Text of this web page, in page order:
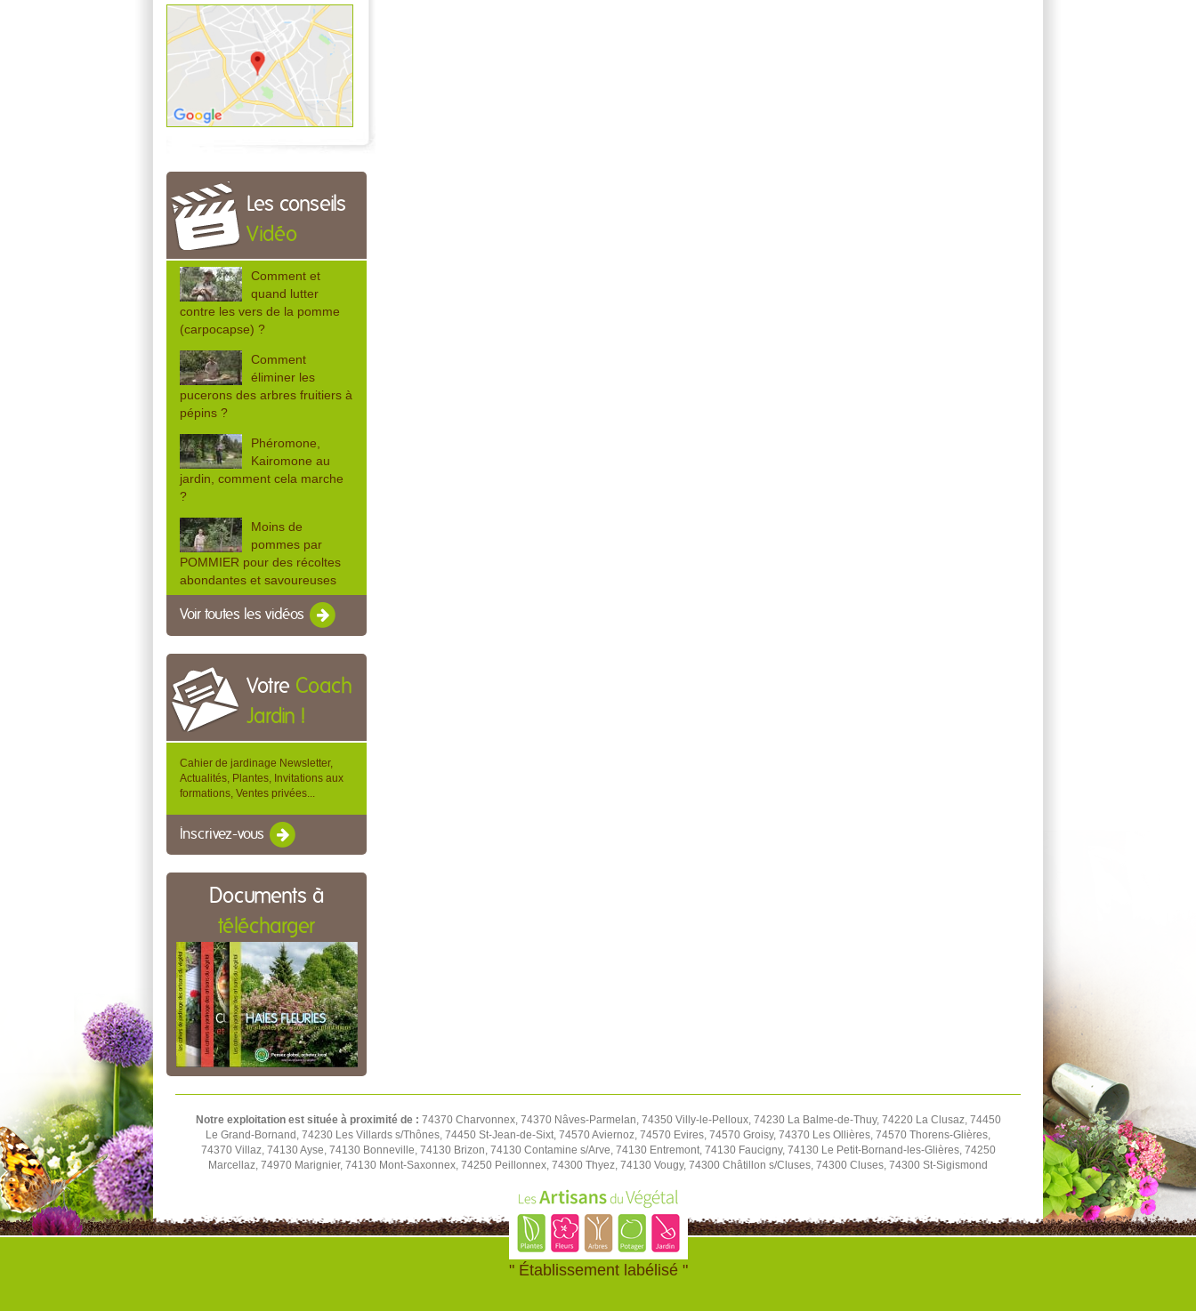
Les conseils
Vidéo
Comment et
quand lutter
contre les vers de la pomme
(carpocapse) ?
Comment
éliminer les
pucerons des arbres fruitiers à
pépins ?
Phéromone,
Kairomone au
jardin, comment cela marche
?
Moins de
pommes par
POMMIER pour des récoltes
abondantes et savoureuses
Voir toutes les vidéos
Votre Coach
Jardin !
Cahier de jardinage Newsletter,
Actualités, Plantes, Invitations aux
formations, Ventes privées...
Inscrivez-vous
Documents à
télécharger
Notre exploitation est située à proximité de : 74370 Charvonnex, 74370 Nâves-Parmelan, 74350 Villy-le-Pelloux, 74230 La Balme-de-Thuy, 74220 La Clusaz, 74450
Le Grand-Bornand, 74230 Les Villards s/Thônes, 74450 St-Jean-de-Sixt, 74570 Aviernoz, 74570 Evires, 74570 Groisy, 74370 Les Ollières, 74570 Thorens-Glières,
74370 Villaz, 74130 Ayse, 74130 Bonneville, 74130 Brizon, 74130 Contamine s/Arve, 74130 Entremont, 74130 Faucigny, 74130 Le Petit-Bornand-les-Glières, 74250
Marcellaz, 74970 Marignier, 74130 Mont-Saxonnex, 74250 Peillonnex, 74300 Thyez, 74130 Vougy, 74300 Châtillon s/Cluses, 74300 Cluses, 74300 St-Sigismond
" Établissement labélisé "